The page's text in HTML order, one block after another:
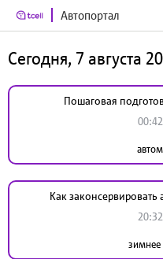
Автопортал
Сегодня, 7 августа
Пошаговая
Как законсервировать
зимнее